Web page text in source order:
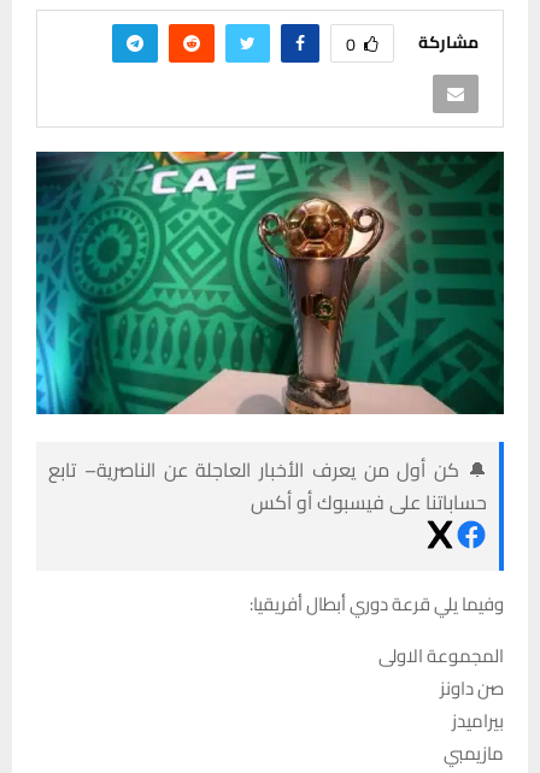
مشاركة 0
🔔 كن أول من يعرف الأخبار العاجلة عن الناصرية– تابع
حساباتنا على فيسبوك أو أكس
وفيما يلي قرعة دوري أبطال أفريقيا:
المجموعة الاولى
صن داونز
بيراميدز
مازيمبي